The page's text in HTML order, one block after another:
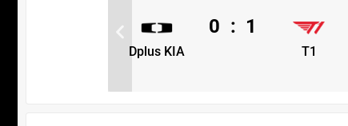
Dplus KIA T1
0 : 1